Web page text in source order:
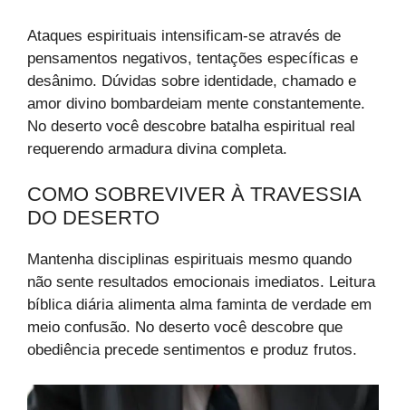
Ataques espirituais intensificam-se através de
pensamentos negativos, tentações específicas e
desânimo. Dúvidas sobre identidade, chamado e
amor divino bombardeiam mente constantemente.
No deserto você descobre batalha espiritual real
requerendo armadura divina completa.
COMO SOBREVIVER À TRAVESSIA
DO DESERTO
Mantenha disciplinas espirituais mesmo quando
não sente resultados emocionais imediatos. Leitura
bíblica diária alimenta alma faminta de verdade em
meio confusão. No deserto você descobre que
obediência precede sentimentos e produz frutos.